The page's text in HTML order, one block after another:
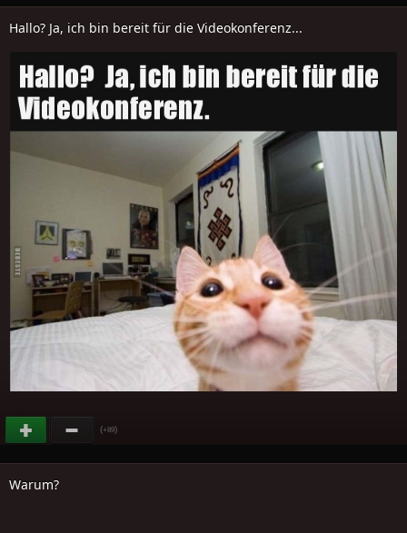
Hallo? Ja, ich bin bereit für die Videokonferenz...
(+89)
Warum?